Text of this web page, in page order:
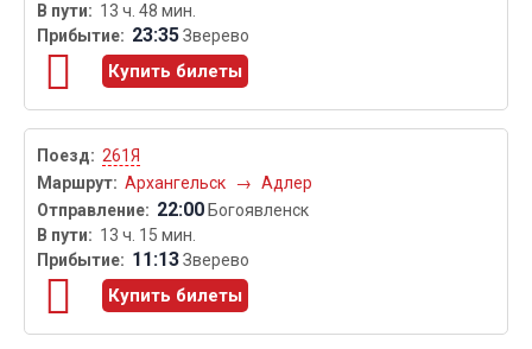
13 ч. 48 мин.
23:35Зверево
Купить билеты
261Я
Архангельск
→ Адлер
22:00 Богоявленск
13 ч. 15 мин.
11:13Зверево
Купить билеты